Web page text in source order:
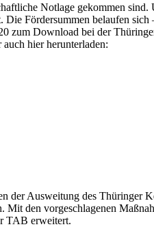
Notlage gekommen
Fördersummen belaufen
zum Download bei der
hier herunterladen:
Ausweitung des Thüringer
den vorgeschlagenen
TAB erweitert.